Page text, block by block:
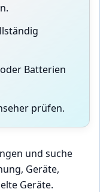
Batterien
prüfen.
und suche
Geräte,
Geräte.